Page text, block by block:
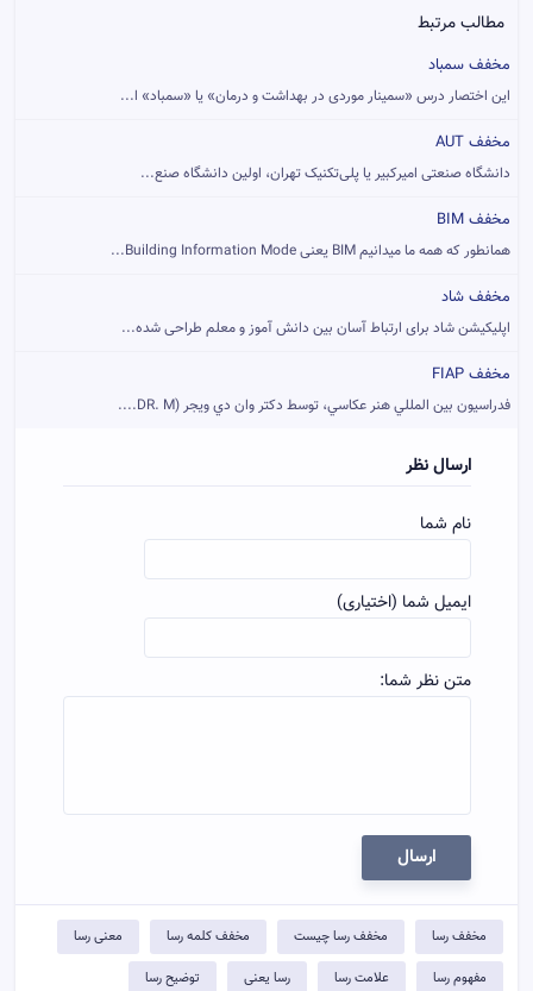
مطالب مرتبط
مخفف سمباد
اين اختصار درس «سمينار موردی در بهداشت و درمان» يا «سمباد» ا...
مخفف AUT
دانشگاه صنعتی امیرکبیر یا پلی‌تکنیک تهران، اولین دانشگاه صنع...
مخفف BIM
همانطور که همه ما میدانیم BIM یعنی Building Information Mode...
مخفف شاد
اپلیکیشن شاد برای ارتباط آسان بین دانش آموز و معلم طراحی شده...
مخفف FIAP
فدراسيون بين المللي هنر عکاسي، توسط دکتر وان دي ويجر (DR. M....
ارسال نظر
نام شما
ایمیل شما (اختیاری)
متن نظر شما:
ارسال
مخفف رسا مخفف رسا چیست مخفف کلمه رسا معنی رسا
مفهوم رسا علامت رسا رسا یعنی توضيح رسا